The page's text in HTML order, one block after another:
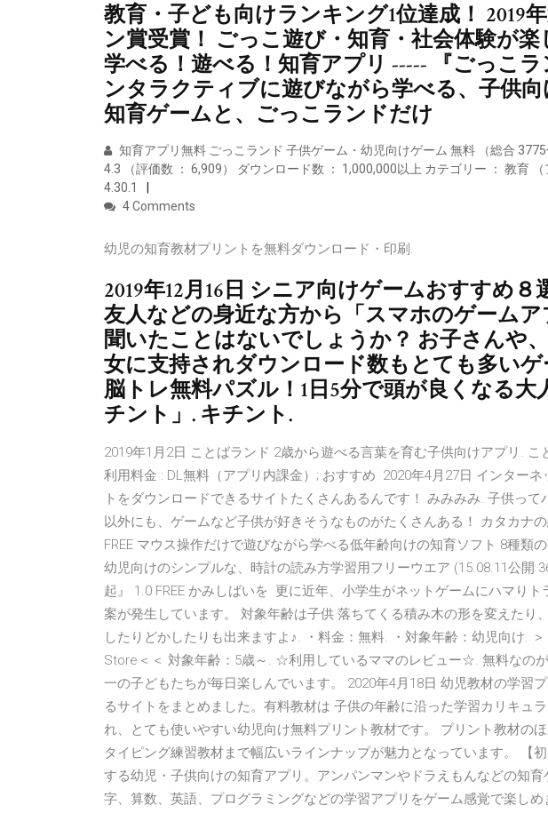
教育・子ども向けランキング1位達成！ 2019
ン賞受賞！ ごっこ遊び・知育・社会体験が
学べる！遊べる！知育アプリ ----- 『ごっこ
ンタラクティブに遊びながら学べる、子供
知育ゲームと、ごっこランドだけ
知育アプリ無料 ごっこランド 子供ゲーム・幼児向けゲーム 無料 （総合 3775
4.3 （評価数 ： 6,909） ダウンロード数 ： 1,000,000以上 カテゴリー ： 教育
4.30.1
4 Comments
幼児の知育教材プリントを無料ダウンロード・印刷.
2019年12月16日 シニア向けゲームおすすめ
友人などの身近な方から「スマホのゲーム
聞いたことはないでしょうか？ お子さんや
女に支持されダウンロード数もとても多い
脳トレ無料パズル！1日5分で頭が良くなる大
チント」. キチント.
2019年1月2日 ことばランド 2歳から遊べる言葉を育む子供向けアプリ. こ
利用料金 : DL無料（アプリ内課金）; おすすめ 2020年4月27日 インター
トをダウンロードできるサイトたくさんあるんです！ みみみみ. 子供っ
以外にも、ゲームなど子供が好きそうなものがたくさんある！ カタカナ
FREE マウス操作だけで遊びながら学べる低年齢向けの知育ソフト 8種類
幼児向けのシンプルな、時計の読み方学習用フリーウエア (15.08.11公開
起』 1.0 FREE かみしばいを 更に近年、小学生がネットゲームにハマり
案が発生しています。 対象年齢は子供 落ちてくる積み木の形を変えたり
したりどかしたりも出来ますよ♪. ・料金：無料. ・対象年齢：幼児向け.
Store＜＜ 対象年齢：5歳～. ☆利用しているママのレビュー☆. 無料なの
一の子どもたちが毎日楽しんでいます。 2020年4月18日 幼児教材の学習
るサイトをまとめました。有料教材は 子供の年齢に沿った学習カリキュ
れ、とても使いやすい幼児向け無料プリント教材です。 プリント教材の
タイピング練習教材まで幅広いラインナップが魅力となっています。 【
する幼児・子供向けの知育アプリ。アンパンマンやドラえもんなどの知
字、算数、英語、プログラミングなどの学習アプリをゲーム感覚で楽し